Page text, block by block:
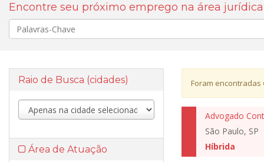
Encontre seu próximo emprego na área jurídica
Palavra-
chave
Raio de Busca (cidades)
Área de Atuação
Foram encontradas
Advogado
São Paulo, SP
Híbrida